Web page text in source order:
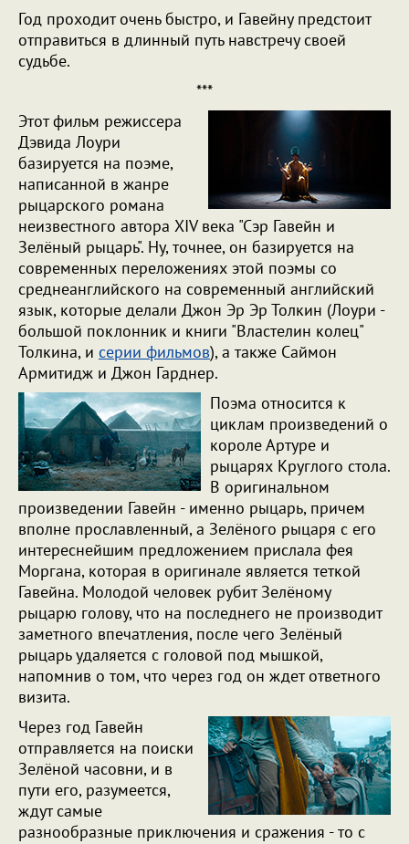
Год проходит очень быстро, и Гавейну предстоит
отправиться в длинный путь навстречу своей
судьбе.
***
Этот фильм режиссера
Дэвида Лоури
базируется на поэме,
написанной в жанре
рыцарского романа
неизвестного автора XIV века "Сэр Гавейн и
Зелёный рыцарь". Ну, точнее, он базируется на
современных переложениях этой поэмы со
среднеанглийского на современный английский
язык, которые делали Джон Эр Эр Толкин (Лоури -
большой поклонник и книги "Властелин колец"
Толкина, и серии фильмов), а также Саймон
Армитидж и Джон Гарднер.
Поэма относится к
циклам произведений о
короле Артуре и
рыцарях Круглого стола.
В оригинальном
произведении Гавейн - именно рыцарь, причем
вполне прославленный, а Зелёного рыцаря с его
интереснейшим предложением прислала фея
Моргана, которая в оригинале является теткой
Гавейна. Молодой человек рубит Зелёному
рыцарю голову, что на последнего не производит
заметного впечатления, после чего Зелёный
рыцарь удаляется с головой под мышкой,
напомнив о том, что через год он ждет ответного
визита.
Через год Гавейн
отправляется на поиски
Зелёной часовни, и в
пути его, разумеется,
ждут самые
разнообразные приключения и сражения - то с